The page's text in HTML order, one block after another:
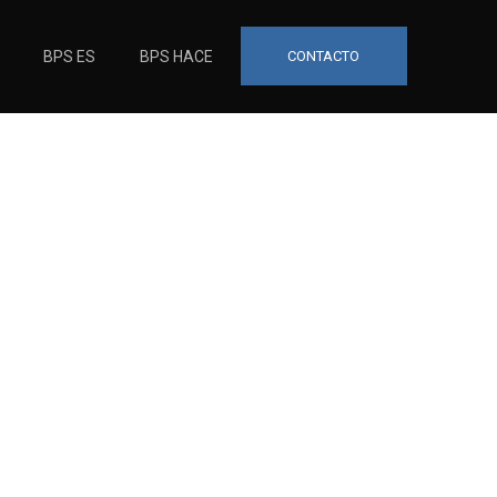
BPS ES BPS HACE CONTACTO